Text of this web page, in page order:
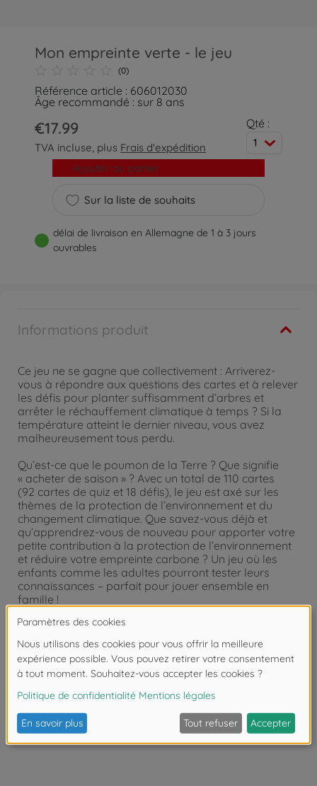
Mon empreinte verte - le jeu
(0)
Référence article : 606012030
Âge recommandé : sur 8 ans
€17.99
TVA incluse, plus Frais d'expédition
Qté :
1
Sur la liste de souhaits
Ajouter au panier
délai de livraison en Allemagne de 1 à 3 jours
ouvrables
Informations produit
Ce jeu ne se gagne que collectivement : Arriverez-
vous à répondre aux questions des cartes et à relever
les défis pour planter suffisamment d’arbres et
arrêter le réchauffement climatique à temps ? Si la
température atteint le dernier niveau, vous avez
malheureusement tous perdu.
Qu’est-ce que le poumon de la Terre ? Que signifie
« acheter de saison » ? Avec un total de 110 cartes
(92 cartes de quiz et 18 défis), le jeu est axé sur les
thèmes de la protection de l’environnement et du
changement climatique. Que savez-vous déjà et
qu’apprendrez-vous de nouveau pour apporter votre
petite contribution à la protection de l’environnement
et réduire votre empreinte carbone ? Un jeu où les
enfants comme les adultes pourront tester leurs
connaissances – parfait pour jouer ensemble en
famille !
Le jeu peut être combiné avec les cartes de quiz du
jeu « Mon empreinte écologique : Le quiz » (n° d’art.
606011986).
Pour 1 à 4 joueurs à partir de 8 ans.
moins de 3 ans. Risque d'asphyxie lié à la
présence de pièces de petite taille.